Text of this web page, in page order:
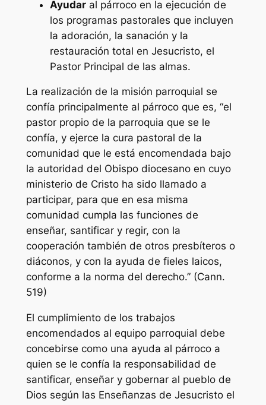
Ayudaral párroco en la ejecución de
los programas pastorales que incluyen
la adoración, la sanación y la
restauración total en Jesucristo, el
Pastor Principal de las almas.
La realización de la misión parroquial se
confía principalmente al párroco que es, “el
pastor propio de la parroquia que se le
confía, y ejerce la cura pastoral de la
comunidad que le está encomendada bajo
la autoridad del Obispo diocesano en cuyo
ministerio de Cristo ha sido llamado a
participar, para que en esa misma
comunidad cumpla las funciones de
enseñar, santificar y regir, con la
cooperación también de otros presbíteros o
diáconos, y con la ayuda de fieles laicos,
conforme a la norma del derecho.” (Cann.
519)
El cumplimiento de los trabajos
encomendados al equipo parroquial debe
concebirse como una ayuda al párroco a
quien se le confía la responsabilidad de
santificar, enseñar y gobernar al pueblo de
Dios según las Enseñanzas de Jesucristo el